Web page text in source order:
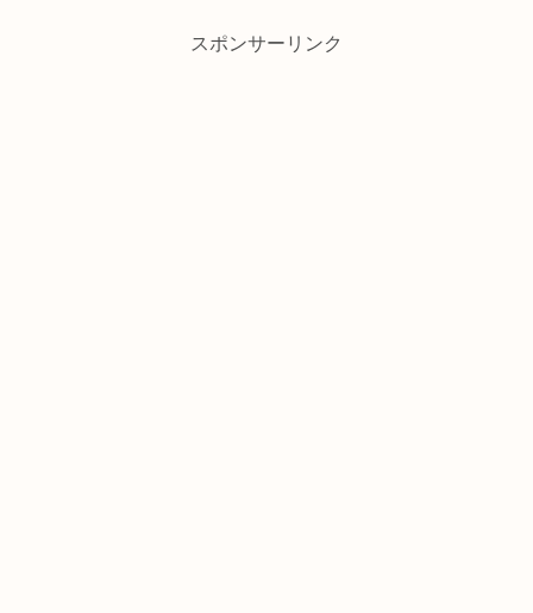
スポンサーリンク